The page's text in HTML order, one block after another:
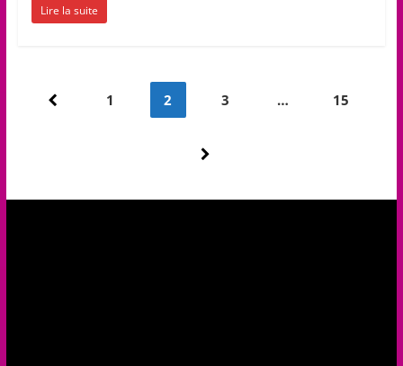
Lire la suite
Pagination
1 2 3 … 15